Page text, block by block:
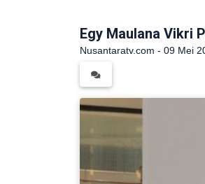
Egy Maulana Vikri
Nusantaratv.com - 09 Mei